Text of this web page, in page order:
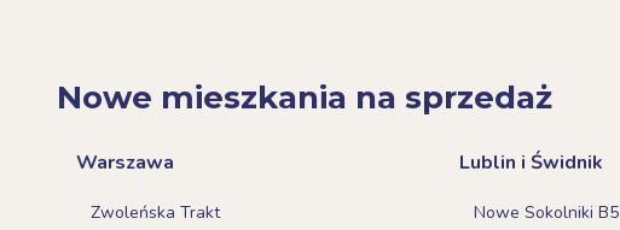
Nowe mieszkania na sprzedaż
Warszawa
Zwoleńska Trakt
Lublin i Świdnik
Nowe Sokolniki B5